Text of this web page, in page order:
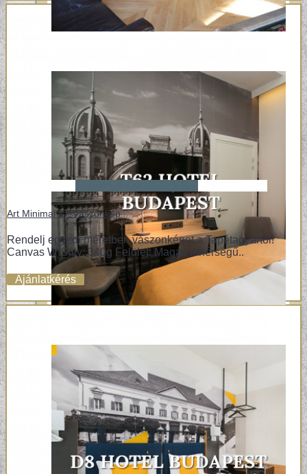
Art Minimal 17-Vászonkép
Rendelj egyedi méretben vászonképet a Tapétagyártól!
Canvas W Súly: 340g Felület: Magas fehérségű..
Ajánlatkérés